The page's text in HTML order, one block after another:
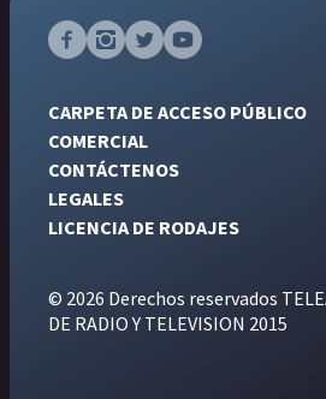
CARPETA DE ACCESO PÚBLICO
COMERCIAL
CONTÁCTENOS
LEGALES
LICENCIA DE RODAJES
© 2026 Derechos reservados
DE RADIO Y TELEVISION 2015